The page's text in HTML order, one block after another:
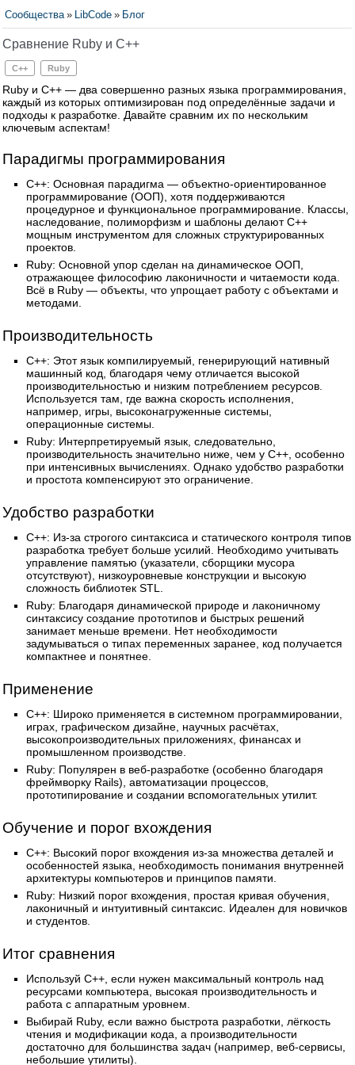
Сообщества » LibCode » Блог
Сравнение Ruby и C++
C++ Ruby
Ruby и C++ — два совершенно разных языка программирования,
каждый из которых оптимизирован под определённые задачи и
подходы к разработке. Давайте сравним их по нескольким
ключевым аспектам!
Парадигмы программирования
C++: Основная парадигма — объектно-ориентированное
программирование (ООП), хотя поддерживаются
процедурное и функциональное программирование. Классы,
наследование, полиморфизм и шаблоны делают C++
мощным инструментом для сложных структурированных
проектов.
Ruby: Основной упор сделан на динамическое ООП,
отражающее философию лаконичности и читаемости кода.
Всё в Ruby — объекты, что упрощает работу с объектами и
методами.
Производительность
C++: Этот язык компилируемый, генерирующий нативный
машинный код, благодаря чему отличается высокой
производительностью и низким потреблением ресурсов.
Используется там, где важна скорость исполнения,
например, игры, высоконагруженные системы,
операционные системы.
Ruby: Интерпретируемый язык, следовательно,
производительность значительно ниже, чем у C++, особенно
при интенсивных вычислениях. Однако удобство разработки
и простота компенсируют это ограничение.
Удобство разработки
C++: Из-за строгого синтаксиса и статического контроля типов
разработка требует больше усилий. Необходимо учитывать
управление памятью (указатели, сборщики мусора
отсутствуют), низкоуровневые конструкции и высокую
сложность библиотек STL.
Ruby: Благодаря динамической природе и лаконичному
синтаксису создание прототипов и быстрых решений
занимает меньше времени. Нет необходимости
задумываться о типах переменных заранее, код получается
компактнее и понятнее.
Применение
C++: Широко применяется в системном программировании,
играх, графическом дизайне, научных расчётах,
высокопроизводительных приложениях, финансах и
промышленном производстве.
Ruby: Популярен в веб-разработке (особенно благодаря
фреймворку Rails), автоматизации процессов,
прототипирование и создании вспомогательных утилит.
Обучение и порог вхождения
C++: Высокий порог вхождения из-за множества деталей и
особенностей языка, необходимость понимания внутренней
архитектуры компьютеров и принципов памяти.
Ruby: Низкий порог вхождения, простая кривая обучения,
лаконичный и интуитивный синтаксис. Идеален для новичков
и студентов.
Итог сравнения
Используй C++, если нужен максимальный контроль над
ресурсами компьютера, высокая производительность и
работа с аппаратным уровнем.
Выбирай Ruby, если важно быстрота разработки, лёгкость
чтения и модификации кода, а производительности
достаточно для большинства задач (например, веб-сервисы,
небольшие утилиты).